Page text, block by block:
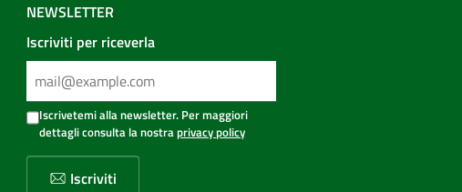
NEWSLETTER
Iscriviti per riceverla
Iscrivetemi alla newsletter. Per maggiori
dettagli consulta la nostraprivacy policy
Iscriviti